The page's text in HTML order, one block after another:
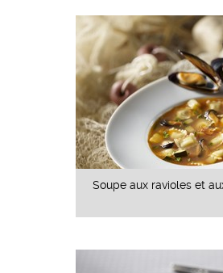
Soupe aux ravioles et